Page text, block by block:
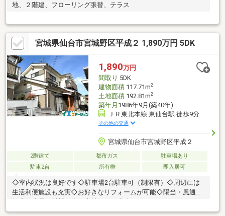
地、２階建、フローリング張替、テラス
宮城県仙台市宮城野区平成２ 1,890万円 5DK
1,890万円
間取り 5DK
建物面積117.71m2
土地面積192.81m2
築年月 1986年9月(築40年)
ＪＲ東北本線 東仙台駅 徒歩9分
その他の交通
宮城県仙台市宮城野区平成２
2階建て 都市ガス
駐車場あり
駐車2台
所有権 即入居可
◇室内状況は良好です◇駐車場2台駐車可（制限有）◇周辺には
生活利便施設も充実◇お好きなリフォームが可能◇陽当・風通良
好◇ご内見ご希望の際は当社までご連絡ください～LIFE
INFORMATION～□東仙台小学校 徒歩約13分（約900m）□東仙台中